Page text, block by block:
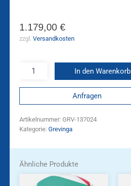
1.179,00 €
zzgl. Versandkosten
In den Warenkorb
Anfragen
Artikelnummer: GRV-137024
Kategorie: Grevinga
Ähnliche Produkte